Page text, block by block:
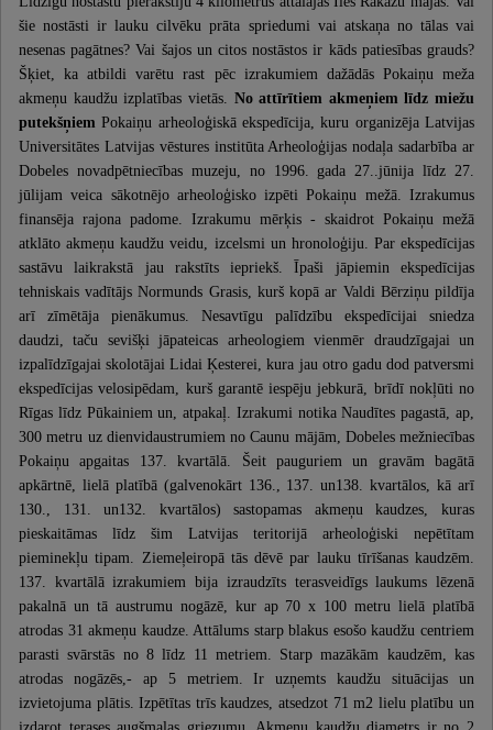
šie nostāsti ir lauku cilvēku prāta spriedumi vai atskaņa no tālas vai
nesenas pagātnes? Vai šajos un citos nostāstos ir kāds patiesības grauds?
Šķiet, ka atbildi varētu rast pēc izrakumiem dažādās Pokaiņu meža
akmeņu kaudžu izplatības vietās. No attīrītiem akmeņiem līdz miežu
putekšņiem Pokaiņu arheoloģiskā ekspedīcija, kuru organizēja Latvijas
Universitātes Latvijas vēstures institūta Arheoloģijas nodaļa sadarbība ar
Dobeles novadpētniecības muzeju, no 1996. gada 27..jūnija līdz 27.
jūlijam veica sākotnējo arheoloģisko izpēti Pokaiņu mežā. Izrakumus
finansēja rajona padome. Izrakumu mērķis - skaidrot Pokaiņu mežā
atklāto akmeņu kaudžu veidu, izcelsmi un hronoloģiju. Par ekspedīcijas
sastāvu laikrakstā jau rakstīts iepriekš. Īpaši jāpiemin ekspedīcijas
tehniskais vadītājs Normunds Grasis, kurš kopā ar Valdi Bērziņu pildīja
arī zīmētāja pienākumus. Nesavtīgu palīdzību ekspedīcijai sniedza
daudzi, taču sevišķi jāpateicas arheologiem vienmēr draudzīgajai un
izpalīdzīgajai skolotājai Lidai Ķesterei, kura jau otro gadu dod patversmi
ekspedīcijas velosipēdam, kurš garantē iespēju jebkurā, brīdī nokļūti no
Rīgas līdz Pūkainiem un, atpakaļ. Izrakumi notika Naudītes pagastā, ap,
300 metru uz dienvidaustrumiem no Caunu mājām, Dobeles mežniecības
Pokaiņu apgaitas 137. kvartālā. Šeit pauguriem un gravām bagātā
apkārtnē, lielā platībā (galvenokārt 136., 137. un138. kvartālos, kā arī
130., 131. un132. kvartālos) sastopamas akmeņu kaudzes, kuras
pieskaitāmas līdz šim Latvijas teritorijā arheoloģiski nepētītam
pieminekļu tipam. Ziemeļeiropā tās dēvē par lauku tīrīšanas kaudzēm.
137. kvartālā izrakumiem bija izraudzīts terasveidīgs laukums lēzenā
pakalnā un tā austrumu nogāzē, kur ap 70 x 100 metru lielā platībā
atrodas 31 akmeņu kaudze. Attālums starp blakus esošo kaudžu centriem
parasti svārstās no 8 līdz 11 metriem. Starp mazākām kaudzēm, kas
atrodas nogāzēs,- ap 5 metriem. Ir uzņemts kaudžu situācijas un
izvietojuma plātis. Izpētītas trīs kaudzes, atsedzot 71 m2 lielu platību un